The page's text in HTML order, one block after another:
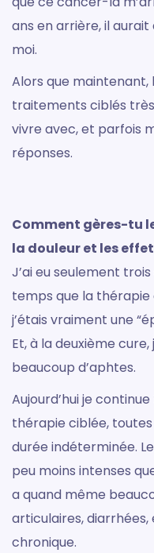
ans en arrière, il
moi.
Alors que maintenant,
traitements ciblés
vivre avec, et parfois
réponses.
Comment gères-tu
la douleur et les
J’ai eu seulement
temps que la thérapie
j’étais vraiment une
Et, à la deuxième
beaucoup d’aphtes.
Aujourd’hui je
thérapie ciblée,
durée indéterminée.
peu moins intenses
a quand même
articulaires,
chronique.